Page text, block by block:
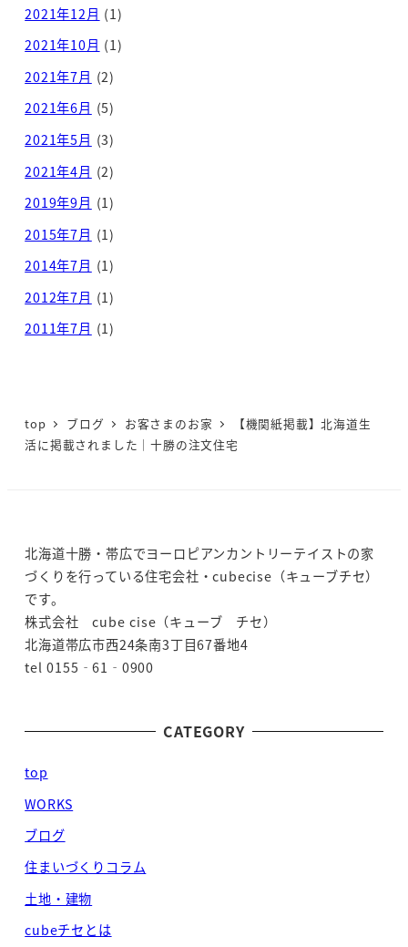
2021年12月 (1)
2021年10月 (1)
2021年7月 (2)
2021年6月 (5)
2021年5月 (3)
2021年4月 (2)
2019年9月 (1)
2015年7月 (1)
2014年7月 (1)
2012年7月 (1)
2011年7月 (1)
top ブログ お客さまのお家
【機関紙掲載】北海道生
活に掲載されました｜十勝の注文住宅
北海道十勝・帯広でヨーロピアンカントリーテイストの家
づくりを行っている住宅会社・cubecise（キューブチセ）
です。
株式会社 cube cise（キューブ チセ）
北海道帯広市西24条南3丁目67番地4
tel 0155‐61‐0900
CATEGORY
top
WORKS
ブログ
住まいづくりコラム
土地・建物
cubeチセとは